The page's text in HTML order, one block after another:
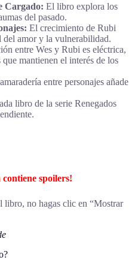
Cargado: El libro explora los
del pasado.
El crecimiento de Rubi
del amor y la vulnerabilidad.
entre Wes y Rubi es eléctrica,
mantienen el interés de los
entre personajes añade
libro de la serie Renegados
spoilers!
libro, no hagas clic en “Mostrar